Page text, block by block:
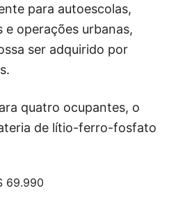
para autoescolas,
e operações urbanas,
ser adquirido por
quatro ocupantes, o
de lítio-ferro-fosfato
69.990